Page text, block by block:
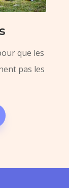
que les
pas les